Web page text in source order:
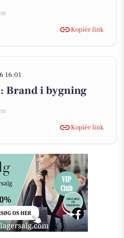
Kopiér link
16:01
Brand i bygning
Kopiér link